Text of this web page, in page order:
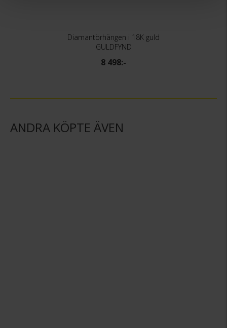
Diamantörhängen i 18K guld
GULDFYND
8 498:-
ANDRA KÖPTE ÄVEN